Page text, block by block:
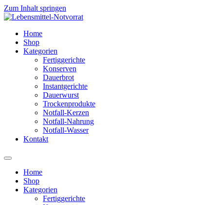
Zum Inhalt springen
Home
Shop
Kategorien
Fertiggerichte
Konserven
Dauerbrot
Instantgerichte
Dauerwurst
Trockenprodukte
Notfall-Kerzen
Notfall-Nahrung
Notfall-Wasser
Kontakt
Home
Shop
Kategorien
Fertiggerichte